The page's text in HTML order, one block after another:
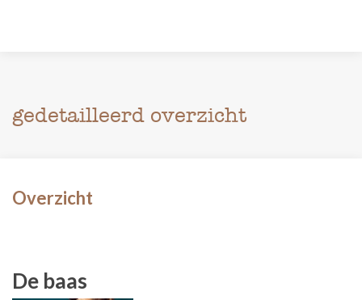
gedetailleerd overzicht
Overzicht
De baas